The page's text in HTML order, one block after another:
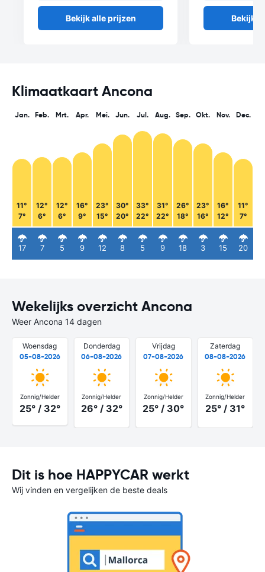
Bekijk alle prijzen Bekijk
Klimaatkaart Ancona
Jan.
11°
7°
17
Feb.
12°
6°
7
Mrt.
12°
6°
5
Apr.
16°
9°
9
Mei.
23°
15°
12
Jun.
30°
20°
8
Jul.
33°
22°
5
Aug.
31°
22°
9
Sep.
26°
18°
18
Okt.
23°
16°
3
Nov.
16°
12°
15
Dec.
11°
7°
20
Wekelijks overzicht Ancona
Weer Ancona 14 dagen
Woensdag
05-08-2026
Zonnig/Helder
25° / 32°
Donderdag
06-08-2026
Zonnig/Helder
26° / 32°
Vrijdag
07-08-2026
Zonnig/Helder
25° / 30°
Zaterdag
08-08-2026
Zonnig/Helder
25° / 31°
Dit is hoe HAPPYCAR werkt
Wij vinden en vergelijken de beste deals